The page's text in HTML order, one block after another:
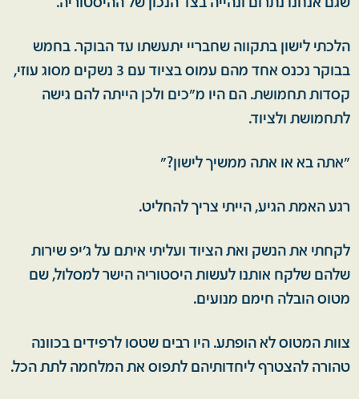
שגם אנחנו נתרום ונהייה בצד הנכון של ההיסטוריה.
הלכתי לישון בתקווה שחבריי יתעשתו עד הבוקר. בחמש
בבוקר נכנס אחד מהם עמוס בציוד עם 3 נשקים מסוג עוזי,
קסדות תחמושת. הם היו מ"כים ולכן הייתה להם גישה
לתחמושת ולציוד.
"אתה בא או אתה ממשיך לישון?"
רגע האמת הגיע, הייתי צריך להחליט.
לקחתי את הנשק ואת הציוד ועליתי איתם על ג'יפ שירות
שלהם שלקח אותנו לעשות היסטוריה הישר למסלול, שם
מטוס הובלה חימם מנועים.
צוות המטוס לא הופתע. היו רבים שטסו לרפידים בכוונה
טהורה להצטרף ליחדותיהם לתפוס את המלחמה לתת הכל.